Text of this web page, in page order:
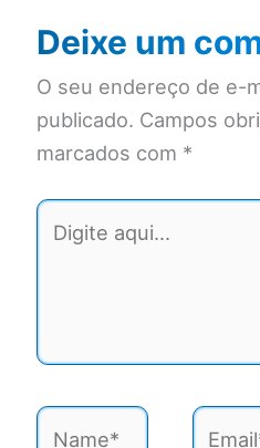
Deixe um
O seu endereço de e-
publicado. Campos
marcados com *
Digite
aqui...
Name* Email*